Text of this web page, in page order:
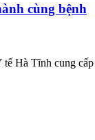
cùng bệnh
tế Hà Tĩnh cung cấp